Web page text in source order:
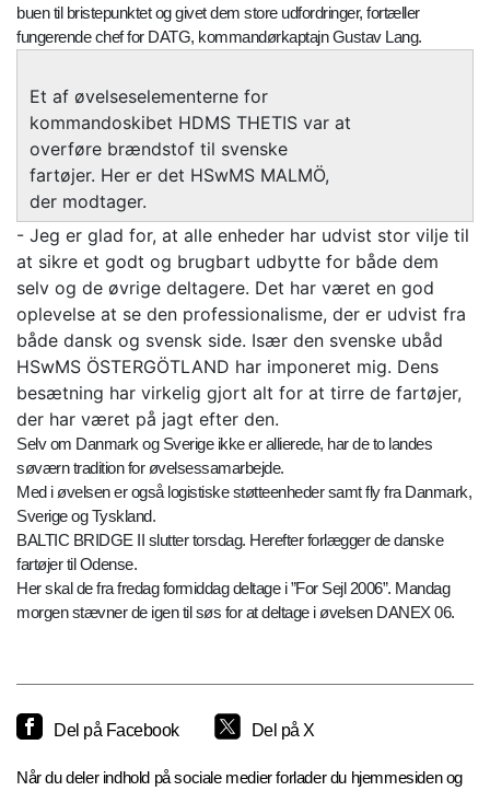
buen til bristepunktet og givet dem store udfordringer, fortæller
fungerende chef for DATG, kommandørkaptajn Gustav Lang.
Et af øvelseselementerne for
kommandoskibet HDMS THETIS var at
overføre brændstof til svenske
fartøjer. Her er det HSwMS MALMÖ,
der modtager.
- Jeg er glad for, at alle enheder har udvist stor vilje til
at sikre et godt og brugbart udbytte for både dem
selv og de øvrige deltagere. Det har været en god
oplevelse at se den professionalisme, der er udvist fra
både dansk og svensk side. Især den svenske ubåd
HSwMS ÖSTERGÖTLAND har imponeret mig. Dens
besætning har virkelig gjort alt for at tirre de fartøjer,
der har været på jagt efter den.
Selv om Danmark og Sverige ikke er allierede, har de to landes
søværn tradition for øvelsessamarbejde.
Med i øvelsen er også logistiske støtteenheder samt fly fra Danmark,
Sverige og Tyskland.
BALTIC BRIDGE II slutter torsdag. Herefter forlægger de danske
fartøjer til Odense.
Her skal de fra fredag formiddag deltage i ”For Sejl 2006”. Mandag
morgen stævner de igen til søs for at deltage i øvelsen DANEX 06.
Del på Facebook Del på X
Når du deler indhold på sociale medier forlader du hjemmesiden og